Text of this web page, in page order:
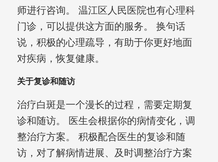
师进行咨询。 温江区人民医院也有心理科
门诊，可以提供这方面的服务。 换句话
说，积极的心理疏导，有助于你更好地面
对疾病，恢复健康。
关于复诊和随访
治疗白斑是一个漫长的过程，需要定期复
诊和随访。 医生会根据你的病情变化，调
整治疗方案。 积极配合医生的复诊和随
访，对了解病情进展、及时调整治疗方案